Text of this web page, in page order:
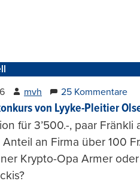
mvh 25 Kommentare
von Lyyke-Pleitier
für 3’500.-, paar Fränkli
Anteil an Firma über 100
Krypto-Opa Armer